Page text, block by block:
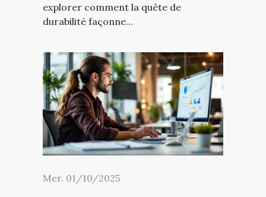
explorer comment la quête de
durabilité façonne...
Mer. 01/10/2025